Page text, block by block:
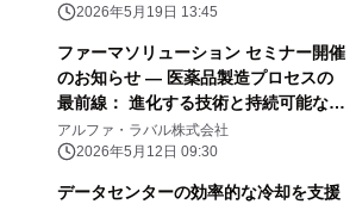
2026年5月19日 13:45
ファーマソリューション セミナー開催
のお知らせ ― 医薬品製造プロセスの
最前線： 進化する技術と持続可能な未
来 ―
アルファ・ラバル株式会社
2026年5月12日 09:30
データセンターの効率的な冷却を支援